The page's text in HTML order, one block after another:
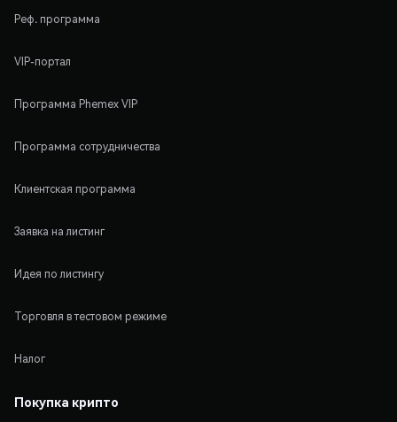
Реф. программа
VIP-портал
Программа Phemex VIP
Программа сотрудничества
Клиентская программа
Заявка на листинг
Идея по листингу
Торговля в тестовом режиме
Налог
Покупка крипто